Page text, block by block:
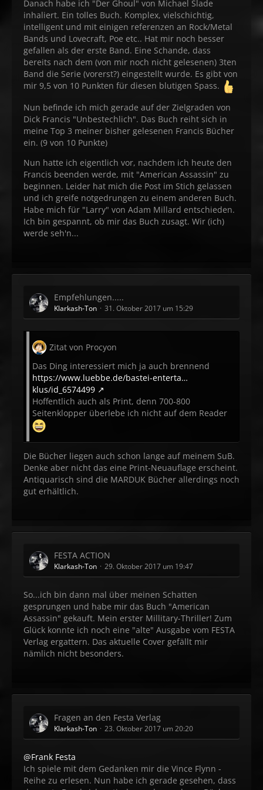
Danach habe ich "Der Ghoul" von Michael Slade
inhaliert. Ein tolles Buch. Komplex, vielschichtig,
intelligent und mit einigen referenzen an Rock/Metal
Bands und Lovecraft, Poe etc.. Hat mir noch besser
gefallen als der erste Band. Eine Schande, dass
bereits nach dem (von mir noch nicht gelesenen) 3ten
Band die Serie (vorerst?) eingestellt wurde. Es gibt von
mir 9,5 von 10 Punkten für diesen blutigen Spass.
Nun befinde ich mich gerade auf der Zielgraden von
Dick Francis "Unbestechlich". Das Buch reiht sich in
meine Top 3 meiner bisher gelesenen Francis Bücher
ein. (9 von 10 Punkte)
Nun hatte ich eigentlich vor, nachdem ich heute den
Francis beenden werde, mit "American Assassin" zu
beginnen. Leider hat mich die Post im Stich gelassen
und ich greife notgedrungen zu einem anderen Buch.
Habe mich für "Larry" von Adam Millard entschieden.
Ich bin gespannt, ob mir das Buch zusagt. Wir (ich)
werde seh'n...
Empfehlungen.....
Klarkash-Ton 31. Oktober 2017 um 15:29
Zitat von Procyon
Das Ding interessiert mich ja auch brennend
https://www.luebbe.de/bastei-enterta…
klus/id_6574499
Hoffentlich auch als Print, denn 700-800
Seitenklopper überlebe ich nicht auf dem Reader
Die Bücher liegen auch schon lange auf meinem SuB.
Denke aber nicht das eine Print-Neuauflage erscheint.
Antiquarisch sind die MARDUK Bücher allerdings noch
gut erhältlich.
FESTA ACTION
Klarkash-Ton 29. Oktober 2017 um 19:47
So...ich bin dann mal über meinen Schatten
gesprungen und habe mir das Buch "American
Assassin" gekauft. Mein erster Millitary-Thriller! Zum
Glück konnte ich noch eine "alte" Ausgabe vom FESTA
Verlag ergattern. Das aktuelle Cover gefällt mir
nämlich nicht besonders.
Fragen an den Festa Verlag
Klarkash-Ton 23. Oktober 2017 um 20:20
@Frank Festa
Ich spiele mit dem Gedanken mir die Vince Flynn -
Reihe zu erlesen. Nun habe ich gerade gesehen, dass